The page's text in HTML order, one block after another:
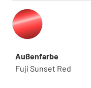
Außenfarbe
Fuji Sunset Red